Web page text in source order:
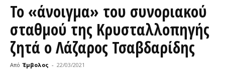
Το «άνοιγμα» του συνοριακού
σταθμού της Κρυσταλλοπηγής
ζητά ο Λάζαρος Τσαβδαρίδης
Από Έμβολος - 22/03/2021